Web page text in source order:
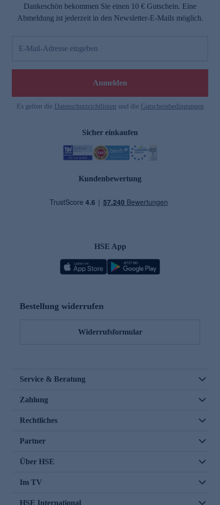
Dankeschön bekommen Sie einen 10 € Gutschein. Eine
Abmeldung ist jederzeit in den Newsletter-E-Mails möglich.
E-Mail-Adresse eingeben
Anmelden
Es gelten die Datenschutzrichtlinien und die Gutscheinbedingungen
Sicher einkaufen
Kundenbewertung
HSE App
Bestellung widerrufen
Widerrufsformular
Service & Beratung
Zahlung
Rechtliches
Partner
Über HSE
Im TV
HSE International